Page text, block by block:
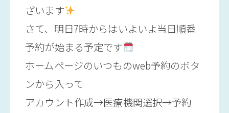
ざいます
さて、明日7時からはいよいよ当日順番
予約が始まる予定です
ホームページのいつものweb予約のボタ
ンから入って
アカウント作成→医療機関選択→予約